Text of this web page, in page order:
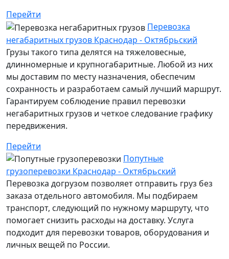
Перейти
Перевозка
негабаритных грузов Краснодар - Октябрьский
Грузы такого типа делятся на тяжеловесные,
длинномерные и крупногабаритные. Любой из них
мы доставим по месту назначения, обеспечим
сохранность и разработаем самый лучший маршрут.
Гарантируем соблюдение правил перевозки
негабаритных грузов и четкое следование графику
передвижения.
Перейти
Попутные
грузоперевозки Краснодар - Октябрьский
Перевозка догрузом позволяет отправить груз без
заказа отдельного автомобиля. Мы подбираем
транспорт, следующий по нужному маршруту, что
помогает снизить расходы на доставку. Услуга
подходит для перевозки товаров, оборудования и
личных вещей по России.